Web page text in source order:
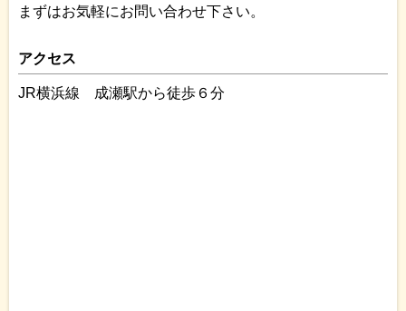
まずはお気軽にお問い合わせ下さい。
アクセス
JR横浜線 成瀬駅から徒歩６分